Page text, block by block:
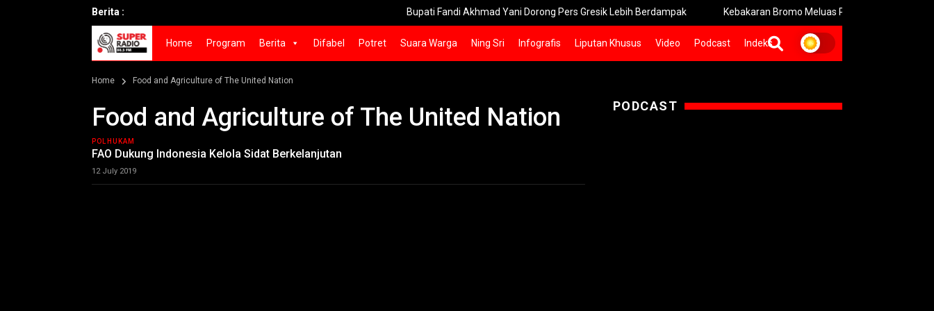
Berita : Bupati Fandi Akhmad Yani Dorong Pers Gresik Lebih Berdampak Kebakaran Bromo Meluas Pemadaman Terhambat Medan
Home Program Berita Difabel Potret Suara Warga Ning Sri Infografis Liputan Khusus Video Podcast Indeks
Home Food and Agriculture of The United Nation
Food and Agriculture of The United Nation
POLHUKAM
FAO Dukung Indonesia Kelola Sidat Berkelanjutan
12 July 2019
PODCAST